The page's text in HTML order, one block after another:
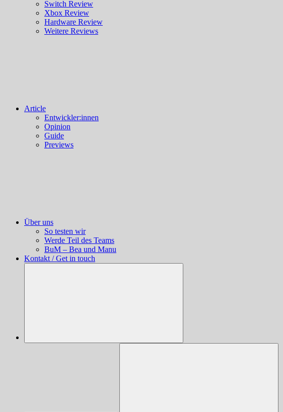
Switch Review
Xbox Review
Hardware Review
Weitere Reviews
Article
Entwickler:innen
Opinion
Guide
Previews
Über uns
So testen wir
Werde Teil des Teams
BuM – Bea und Manu
Kontakt / Get in touch